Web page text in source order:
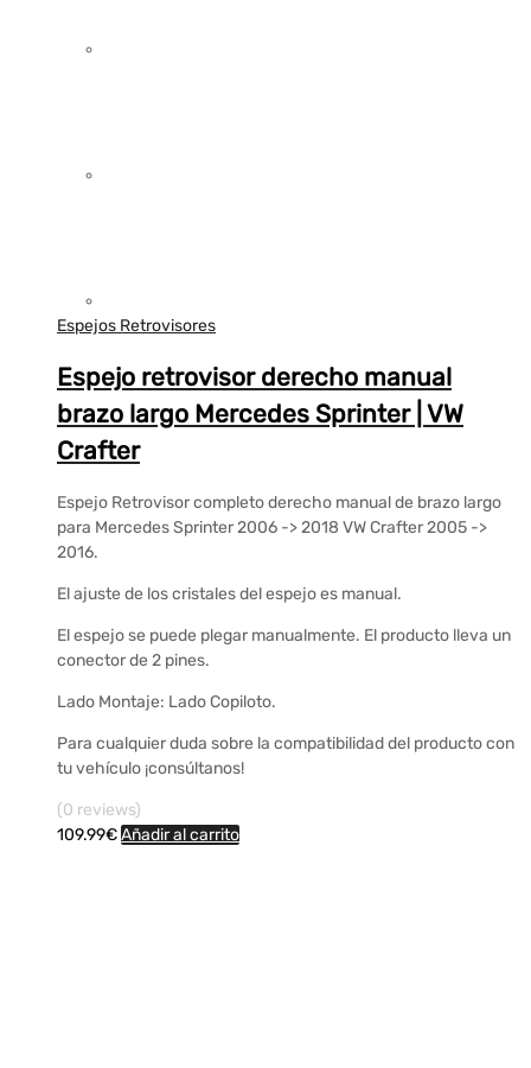
Espejos Retrovisores
Espejo retrovisor derecho manual
brazo largo Mercedes Sprinter | VW
Crafter
Espejo Retrovisor completo derecho manual de brazo largo
para Mercedes Sprinter 2006 -> 2018 VW Crafter 2005 ->
2016.
El ajuste de los cristales del espejo es manual.
El espejo se puede plegar manualmente. El producto lleva un
conector de 2 pines.
Lado Montaje: Lado Copiloto.
Para cualquier duda sobre la compatibilidad del producto con
tu vehículo ¡consúltanos!
(0 reviews)
109.99€Añadir al carrito